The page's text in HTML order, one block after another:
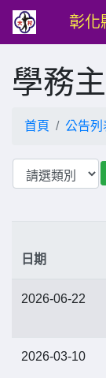
彰化
學務
首頁 公告列
日期
2026-06-22
2026-03-10